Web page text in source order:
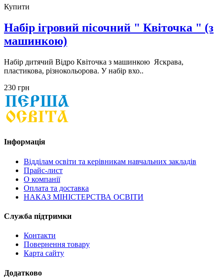
Купити
Набір ігровий пісочний " Квіточка " (з
машинкою)
Набір дитячий Відро Квіточка з машинкою Яскрава,
пластикова, різнокольорова. У набір вхо..
230 грн
Інформація
Відділам освіти та керівникам навчальних закладів
Прайс-лист
О компанії
Оплата та доставка
НАКАЗ МІНІСТЕРСТВА ОСВІТИ
Служба підтримки
Контакти
Повернення товару
Карта сайту
Додатково